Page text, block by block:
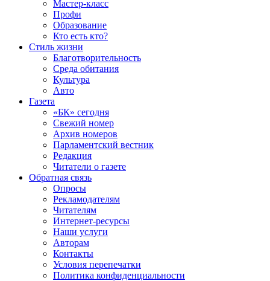
Мастер-класс
Профи
Образование
Кто есть кто?
Стиль жизни
Благотворительность
Среда обитания
Культура
Авто
Газета
«БК» сегодня
Свежий номер
Архив номеров
Парламентский вестник
Редакция
Читатели о газете
Обратная связь
Опросы
Рекламодателям
Читателям
Интернет-ресурсы
Наши услуги
Авторам
Контакты
Условия перепечатки
Политика конфиденциальности